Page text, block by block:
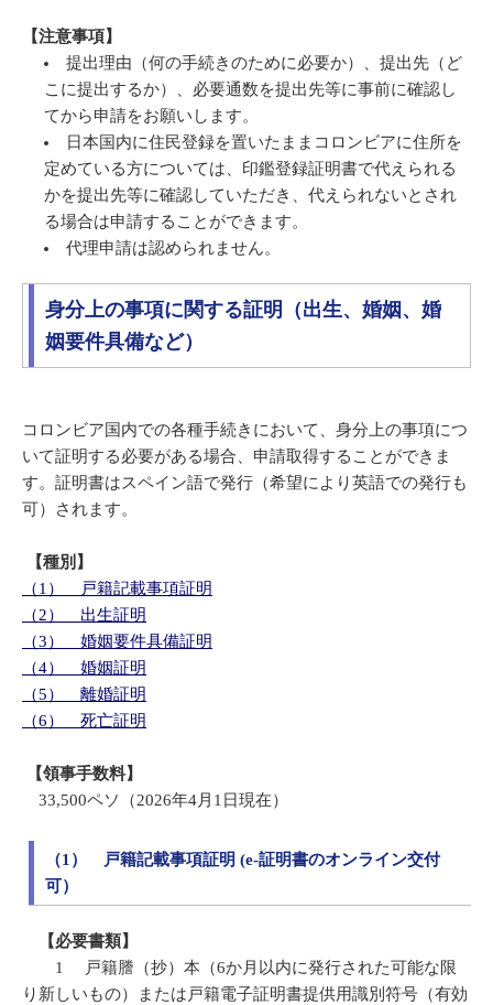
【注意事項】
提出理由（何の手続きのために必要か）、提出先（ど
こに提出するか）、必要通数を提出先等に事前に確認し
てから申請をお願いします。
日本国内に住民登録を置いたままコロンビアに住所を
定めている方については、印鑑登録証明書で代えられる
かを提出先等に確認していただき、代えられないとされ
る場合は申請することができます。
代理申請は認められません。
身分上の事項に関する証明（出生、婚姻、婚
姻要件具備など）
コロンビア国内での各種手続きにおいて、身分上の事項につ
いて証明する必要がある場合、申請取得することができま
す。証明書はスペイン語で発行（希望により英語での発行も
可）されます。
【種別】
（1） 戸籍記載事項証明
（2） 出生証明
（3） 婚姻要件具備証明
（4） 婚姻証明
（5） 離婚証明
（6） 死亡証明
【領事手数料】
33,500ペソ（2026年4月1日現在）
（1） 戸籍記載事項証明 (e-証明書のオンライン交付
可）
【必要書類】
1 戸籍謄（抄）本（6か月以内に発行された可能な限
り新しいもの）または戸籍電子証明書提供用識別符号（有効